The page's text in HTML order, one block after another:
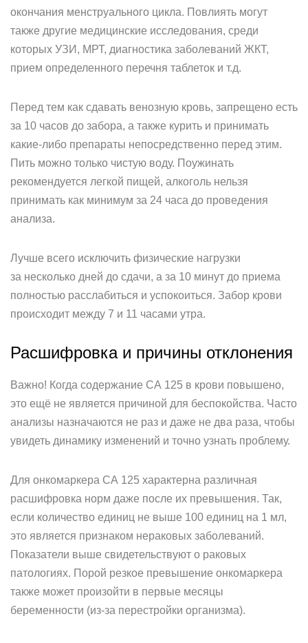
окончания менструального цикла. Повлиять могут
также другие медицинские исследования, среди
которых УЗИ, МРТ, диагностика заболеваний ЖКТ,
прием определенного перечня таблеток и т.д.
Перед тем как сдавать венозную кровь, запрещено есть
за 10 часов до забора, а также курить и принимать
какие-либо препараты непосредственно перед этим.
Пить можно только чистую воду. Поужинать
рекомендуется легкой пищей, алкоголь нельзя
принимать как минимум за 24 часа до проведения
анализа.
Лучше всего исключить физические нагрузки
за несколько дней до сдачи, а за 10 минут до приема
полностью расслабиться и успокоиться. Забор крови
происходит между 7 и 11 часами утра.
Расшифровка и причины отклонения
Важно! Когда содержание СА 125 в крови повышено,
это ещё не является причиной для беспокойства. Часто
анализы назначаются не раз и даже не два раза, чтобы
увидеть динамику изменений и точно узнать проблему.
Для онкомаркера СА 125 характерна различная
расшифровка норм даже после их превышения. Так,
если количество единиц не выше 100 единиц на 1 мл,
это является признаком нераковых заболеваний.
Показатели выше свидетельствуют о раковых
патологиях. Порой резкое превышение онкомаркера
также может произойти в первые месяцы
беременности (из-за перестройки организма).